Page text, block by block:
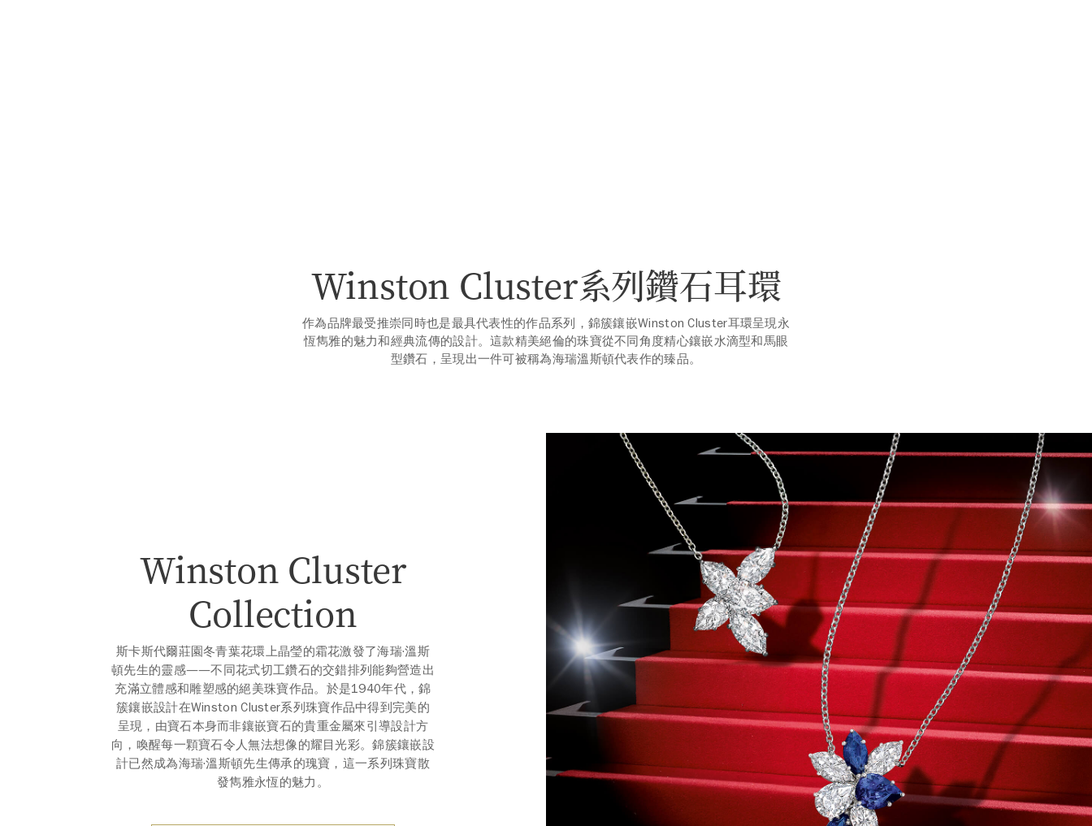
Winston Cluster系列鑽石耳環
作為品牌最受推崇同時也是最具代表性的作品系列，錦簇鑲嵌Winston Cluster耳環呈現永
恆雋雅的魅力和經典流傳的設計。這款精美絕倫的珠寶從不同角度精心鑲嵌水滴型和馬眼
型鑽石，呈現出一件可被稱為海瑞溫斯頓代表作的臻品。
Winston Cluster
Collection
斯卡斯代爾莊園冬青葉花環上晶瑩的霜花激發了海瑞·溫斯
頓先生的靈感——不同花式切工鑽石的交錯排列能夠營造出
充滿立體感和雕塑感的絕美珠寶作品。於是1940年代，錦
簇鑲嵌設計在Winston Cluster系列珠寶作品中得到完美的
呈現，由寶石本身而非鑲嵌寶石的貴重金屬來引導設計方
向，喚醒每一顆寶石令人無法想像的耀目光彩。錦簇鑲嵌設
計已然成為海瑞·溫斯頓先生傳承的瑰寶，這一系列珠寶散
發雋雅永恆的魅力。